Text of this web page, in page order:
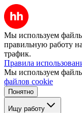
Мы используем
правильную работу
трафик.
Правила
Мы используем
файлов cookie
Понятно
Ищу работу